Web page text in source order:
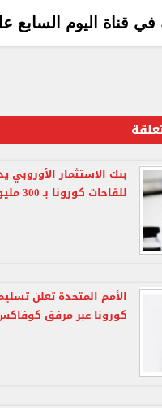
في قناة اليوم السابع
بنك الاستثمار
للقاحات كورونا بـ 300 مليون يورو
الأمم المتحدة تعلن
كورونا عبر مرفق